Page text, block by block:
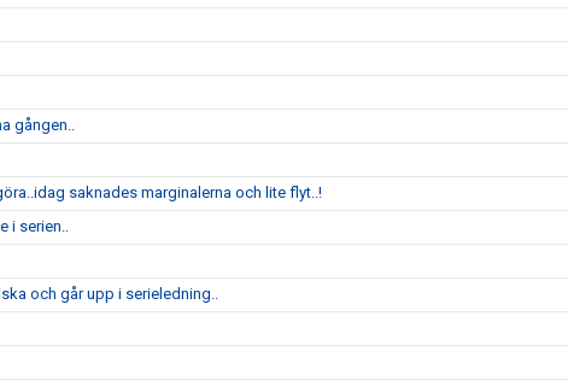
gången..
saknades marginalerna och lite flyt..!
i serien..
och går upp i serieledning..